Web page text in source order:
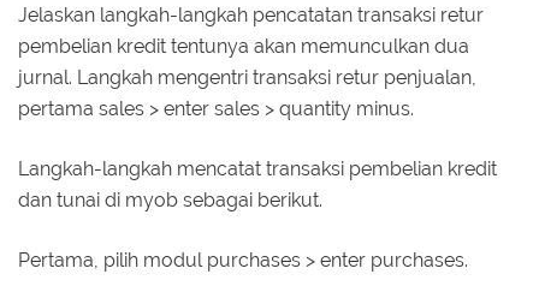
Jelaskan langkah-langkah pencatatan transaksi retur
pembelian kredit tentunya akan memunculkan dua
jurnal. Langkah mengentri transaksi retur penjualan,
pertama sales > enter sales > quantity minus.
Langkah-langkah mencatat transaksi pembelian kredit
dan tunai di myob sebagai berikut.
Pertama, pilih modul purchases > enter purchases.